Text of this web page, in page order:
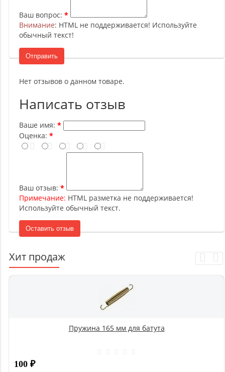
Ваш вопрос:
Внимание: HTML не поддерживается! Используйте
обычный текст!
Отправить
Нет отзывов о данном товаре.
Написать отзыв
Ваше имя:
Оценка:
Ваш отзыв:
Примечание: HTML разметка не поддерживается!
Используйте обычный текст.
Оставить отзыв
Хит продаж
Пружина 165 мм для батута
100 ₽